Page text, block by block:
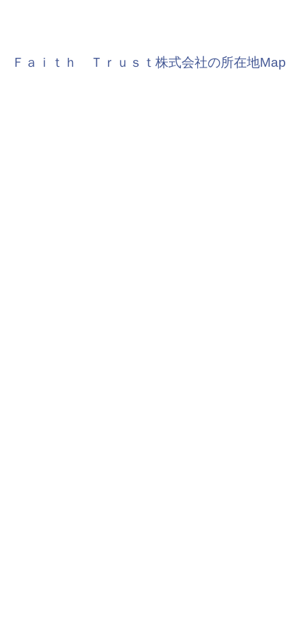
Ｆａｉｔｈ Ｔｒｕｓｔ株式会社の所在地Map